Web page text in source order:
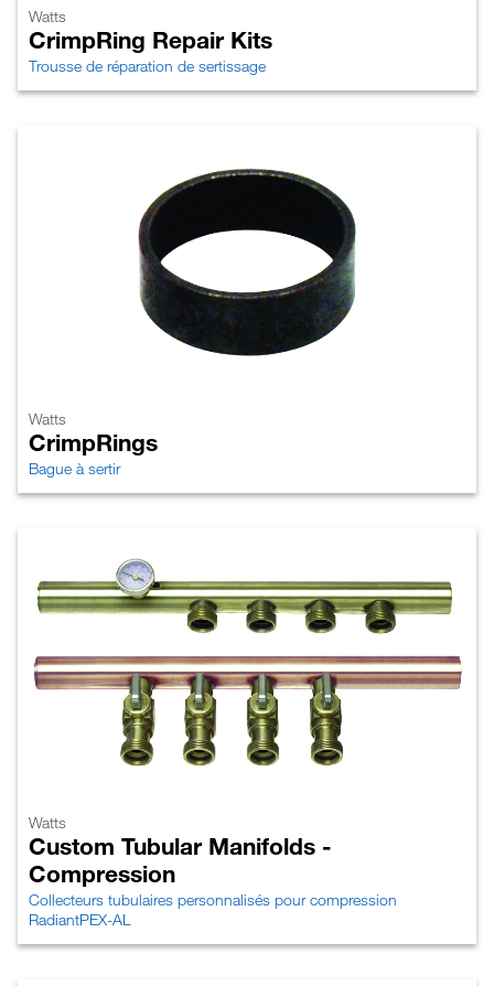
Watts
CrimpRing Repair Kits
Trousse de réparation de sertissage
Watts
CrimpRings
Bague à sertir
Watts
Custom Tubular Manifolds -
Compression
Collecteurs tubulaires personnalisés pour compression
RadiantPEX-AL